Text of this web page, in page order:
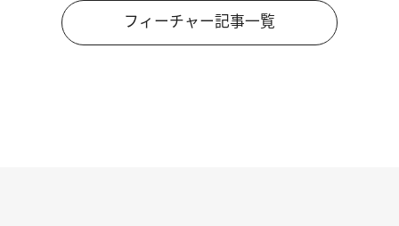
フィーチャー記事一覧